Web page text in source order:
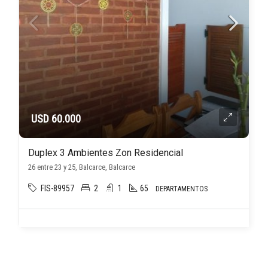
USD 60.000
Duplex 3 Ambientes Zon Residencial
26 entre 23 y 25, Balcarce, Balcarce
FIS-89957 2 1 65 DEPARTAMENTOS